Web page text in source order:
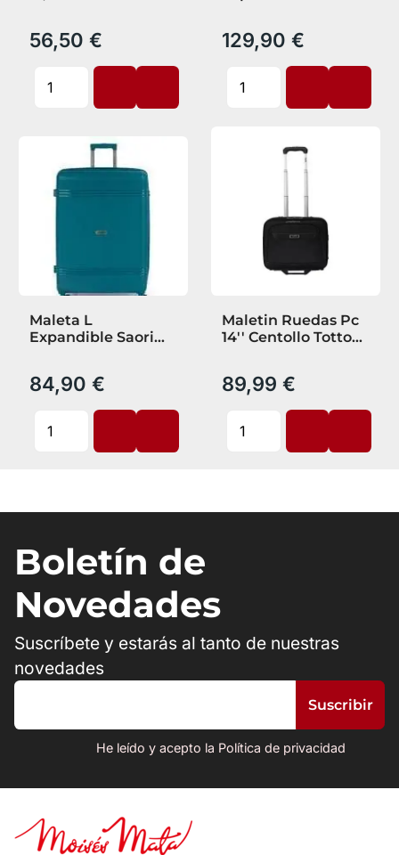
56,50 € 129,90 €
Maleta L
Expandible Saori
84,90 €
Maletin Ruedas Pc
14'' Centollo Totto
89,99 €
Boletín de
Novedades
Suscríbete y estarás al tanto de nuestras
novedades
He leído y acepto la Política de privacidad